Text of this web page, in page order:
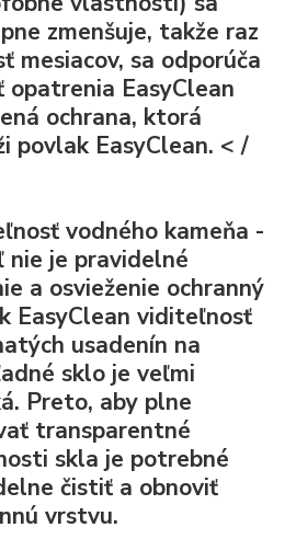
zmenšuje, takže raz
mesiacov, sa odporúča
opatrenia EasyClean
ochrana, ktorá
povlak EasyClean. < /
vodného kameňa -
nie je pravidelné
a osvieženie ochranný
EasyClean viditeľnosť
usadenín na
sklo je veľmi
Preto, aby plne
transparentné
skla je potrebné
čistiť a obnoviť
vrstvu.